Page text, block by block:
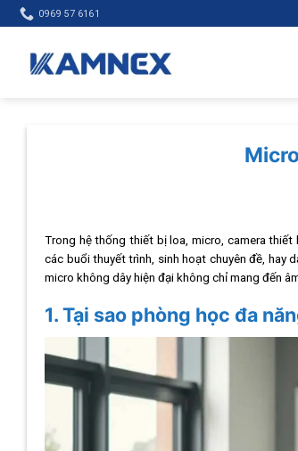
Skip
to
0969 57 6161
Trong hệ thống thiết bị loa, micro, camera
các buổi thuyết trình, sinh hoạt chuyên đề, hay
micro không dây hiện đại không chỉ mang đến
1. Tại sao phòng học đa